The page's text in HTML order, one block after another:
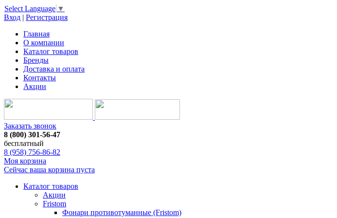
Select Language ▼
Вход | Регистрация
Главная
О компании
Каталог товаров
Бренды
Доставка и оплата
Контакты
Акции
Заказать звонок
8 (800) 301-56-47
бесплатный
8 (958) 756-86-82
Моя корзина
Сейчас ваша корзина пуста
Каталог товаров
Акции
Fristom
Фонари противотуманные (Fristom)